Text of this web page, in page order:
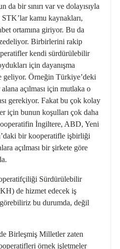
da bir sınırı var ve dolayısıyla
STK’lar kamu kaynakları,
ortamına giriyor. Bu da
zedeliyor. Birbirlerini rakip
kendi sürdürülebi­lir
için dayanışma
geliyor. Örneğin Türkiye’deki
açılma­sı için mutlaka o
gerekiyor. Fakat bu çok kolay
için bunun koşulları çok daha
İngiltere, ABD, Yeni
bir ko­operatifle işbirliği
açılması bir şirkete göre
Sürdürülebilir
de hizmet ede­cek iş
bu durumda, değil
Birleşmiş Milletler zaten
örnek işletmeler